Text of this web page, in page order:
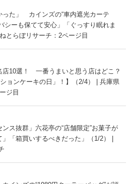
った」 カインズの“車内遮光カーテ
ーも保てて安心」「ぐっすり眠れま
とらぼリサーチ：2ページ目
店10選！ 一番うまいと思う店はどこ？
ョンケーキの日」！】（2/4） | 兵庫県
ジ目
ンス抜群」六花亭の“店舗限定”お菓子が
「箱買いするべきだった」（1/2） |